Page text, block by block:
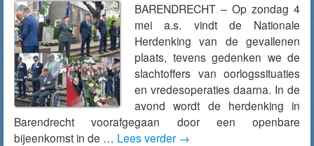
BARENDRECHT – Op zondag 4
mei a.s. vindt de Nationale
Herdenking van de gevallenen
plaats, tevens gedenken we de
slachtoffers van oorlogssituaties
en vredesoperaties daarna. In de
avond wordt de herdenking in
Barendrecht voorafgegaan door een openbare
bijeenkomst in de … Lees verder →